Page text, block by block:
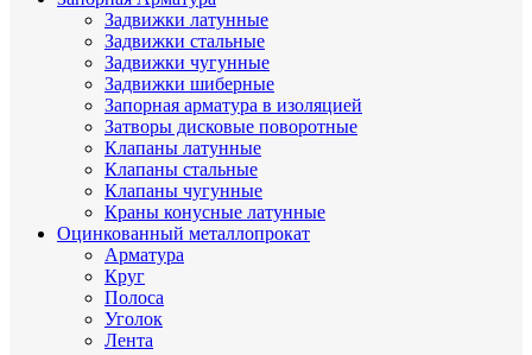
Задвижки латунные
Задвижки стальные
Задвижки чугунные
Задвижки шиберные
Запорная арматура в изоляцией
Затворы дисковые поворотные
Клапаны латунные
Клапаны стальные
Клапаны чугунные
Краны конусные латунные
Оцинкованный металлопрокат
Арматура
Круг
Полоса
Уголок
Лента